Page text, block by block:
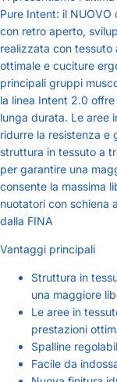
Pure Intent: il
con retro aperto,
realizzata con
ottimale e cuciture
principali gruppi
la linea Intent 2.0
lunga durata. Le aree
ridurre la resistenza e
struttura in tessuto a
per garantire una
consente la massima
nuotatori con schiena
dalla FINA
Vantaggi principali
Struttura in
una maggiore
Le aree in
prestazioni
Spalline
Facile da